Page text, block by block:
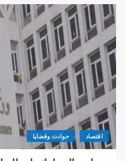
اقتصاد حوادث وقضايا